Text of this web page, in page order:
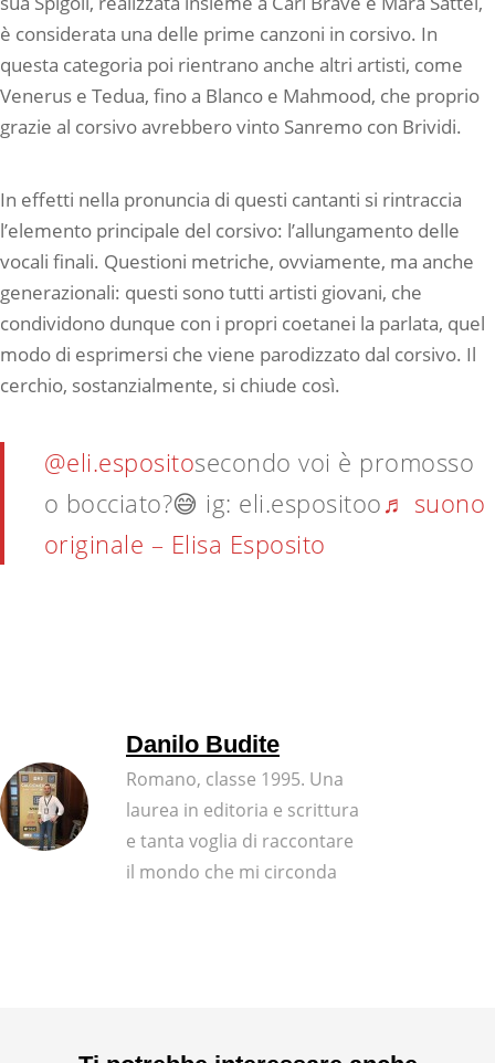
è considerata una delle prime canzoni in corsivo. In
questa categoria poi rientrano anche altri artisti, come
Venerus e Tedua, fino a Blanco e Mahmood, che proprio
grazie al corsivo avrebbero vinto Sanremo con Brividi.
In effetti nella pronuncia di questi cantanti si rintraccia
l’elemento principale del corsivo: l’allungamento delle
vocali finali. Questioni metriche, ovviamente, ma anche
generazionali: questi sono tutti artisti giovani, che
condividono dunque con i propri coetanei la parlata, quel
modo di esprimersi che viene parodizzato dal corsivo. Il
cerchio, sostanzialmente, si chiude così.
@eli.espositosecondo voi è promosso
o bocciato?😅 ig: eli.espositoo♬ suono
originale – Elisa Esposito
Danilo Budite
Romano, classe 1995. Una
laurea in editoria e scrittura
e tanta voglia di raccontare
il mondo che mi circonda